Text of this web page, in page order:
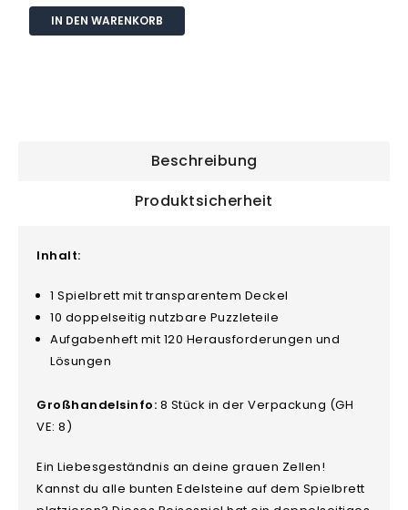
IN DEN WARENKORB
Beschreibung
Produktsicherheit
Inhalt:
1 Spielbrett mit transparentem Deckel
10 doppelseitig nutzbare Puzzleteile
Aufgabenheft mit 120 Herausforderungen und
Lösungen
Großhandelsinfo: 8 Stück in der Verpackung (GH
VE: 8)
Ein Liebesgeständnis an deine grauen Zellen!
Kannst du alle bunten Edelsteine auf dem Spielbrett